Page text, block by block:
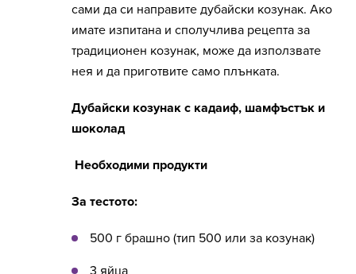
сами да си направите дубайски козунак. Ако
имате изпитана и сполучлива рецепта за
традиционен козунак, може да използвате
нея и да приготвите само плънката.
Дубайски козунак с кадаиф, шамфъстък и
шоколад
Необходими продукти
За тестото:
500 г брашно (тип 500 или за козунак)
3 яйца